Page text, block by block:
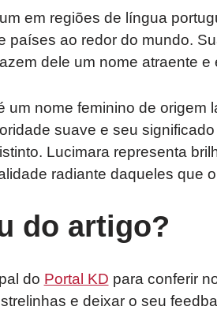
em regiões de língua
países ao redor do mundo.
dele um nome atraente e
um nome feminino de origem
suave e seu
Lucimara representa
radiante daqueles que
do artigo?
do Portal KD para conferir
e deixar o seu